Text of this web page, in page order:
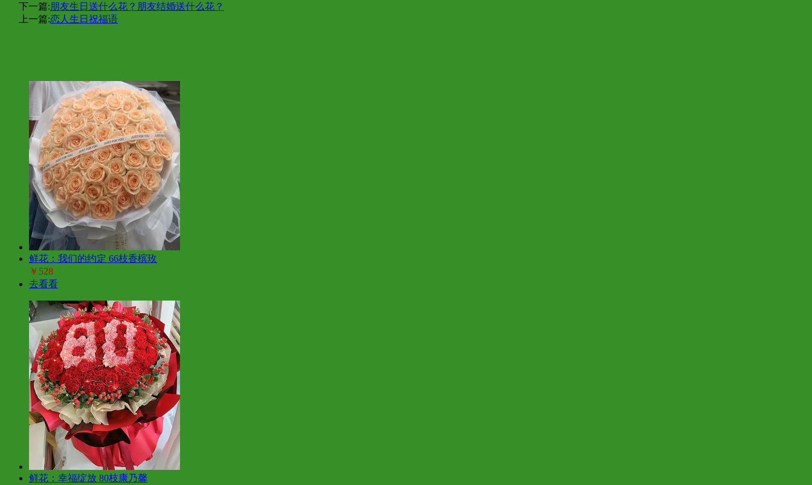
下一篇:朋友生日送什么花？朋友结婚送什么花？
上一篇:恋人生日祝福语
鲜花：我们的约定 66枝香槟玫
￥528
去看看
鲜花：幸福绽放 80枝康乃馨